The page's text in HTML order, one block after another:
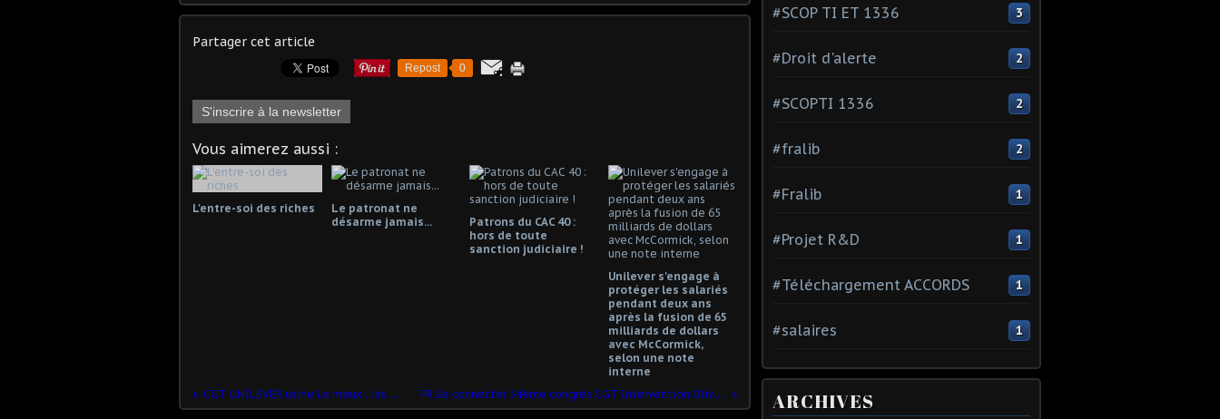
Partager cet article
Repost 0
S'inscrire à la newsletter
Vous aimerez aussi :
L'entre-soi des riches
Le patronat ne
désarme jamais...
Patrons du CAC 40 :
hors de toute
sanction judiciaire !
Unilever s'engage à
protéger les salariés
pendant deux ans
après la fusion de 65
milliards de dollars
avec McCormick,
selon une note
interne
CGT UNILEVER usine Le meux : les mots ont un sens !
FR Se connecter 54ème congrès CGT Intervention Olivier LEBERQUIER SCOP TI
#SCOP TI ET 1336 3
#Droit d'alerte 2
#SCOPTI 1336 2
#fralib 2
#Fralib 1
#Projet R&D 1
#Téléchargement ACCORDS 1
#salaires 1
ARCHIVES